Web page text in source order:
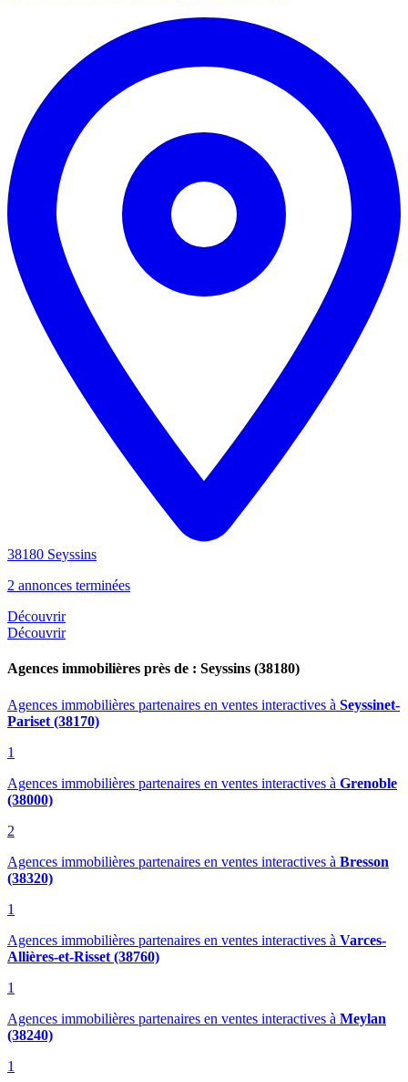
38180 Seyssins
2 annonces terminées
Découvrir
Découvrir
Agences immobilières près de : Seyssins (38180)
Agences immobilières partenaires en ventes interactives à Seyssinet-
Pariset (38170)
1
Agences immobilières partenaires en ventes interactives à Grenoble
(38000)
2
Agences immobilières partenaires en ventes interactives à Bresson
(38320)
1
Agences immobilières partenaires en ventes interactives à Varces-
Allières-et-Risset (38760)
1
Agences immobilières partenaires en ventes interactives à Meylan
(38240)
1